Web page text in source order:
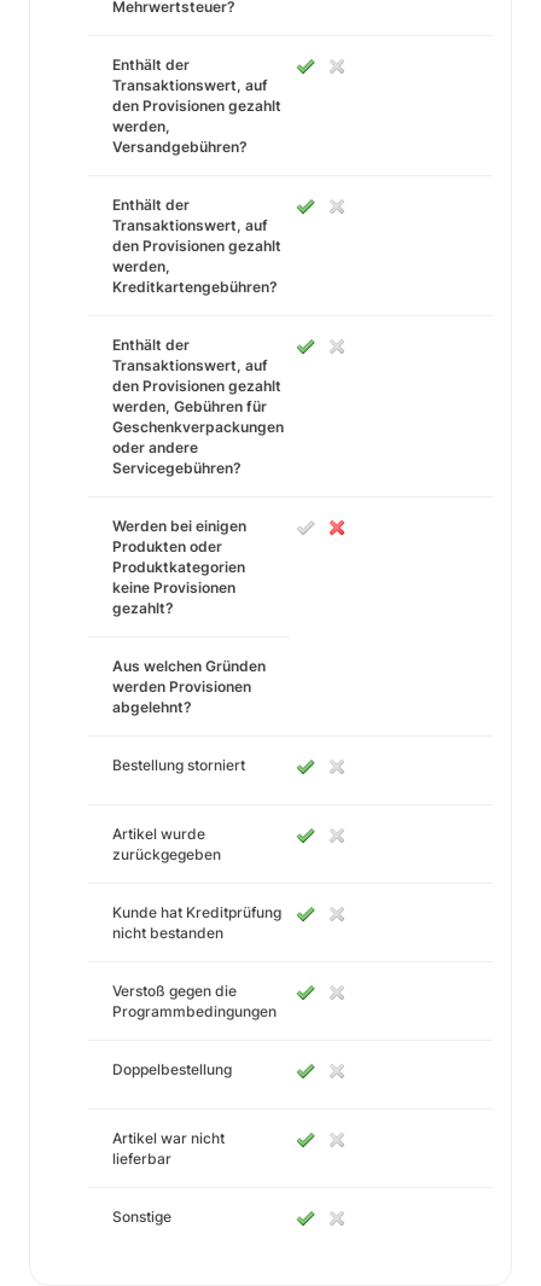
Mehrwertsteuer?
Enthält der
Transaktionswert, auf
den Provisionen gezahlt
werden,
Versandgebühren?
Enthält der
Transaktionswert, auf
den Provisionen gezahlt
werden,
Kreditkartengebühren?
Enthält der
Transaktionswert, auf
den Provisionen gezahlt
werden, Gebühren für
Geschenkverpackungen
oder andere
Servicegebühren?
Werden bei einigen
Produkten oder
Produktkategorien
keine Provisionen
gezahlt?
Aus welchen Gründen
werden Provisionen
abgelehnt?
Bestellung storniert
Artikel wurde
zurückgegeben
Kunde hat Kreditprüfung
nicht bestanden
Verstoß gegen die
Programmbedingungen
Doppelbestellung
Artikel war nicht
lieferbar
Sonstige